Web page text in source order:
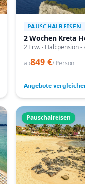
PAUSCHALREISEN
2 Wochen Kreta
2 Erw. - Halbpension -
ab849 €/ Person
Angebote
Pauschalreisen